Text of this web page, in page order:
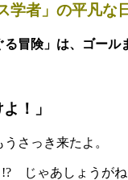
学者」の平凡な
冒険」は、ゴー
！」
さっき来たよ。
じゃあしょうが